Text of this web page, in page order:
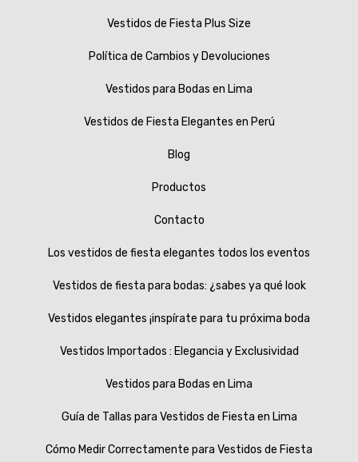
Vestidos de Fiesta Plus Size
Política de Cambios y Devoluciones
Vestidos para Bodas en Lima
Vestidos de Fiesta Elegantes en Perú
Blog
Productos
Contacto
Los vestidos de fiesta elegantes todos los eventos
Vestidos de fiesta para bodas: ¿sabes ya qué look
Vestidos elegantes ¡inspírate para tu próxima boda
Vestidos Importados : Elegancia y Exclusividad
Vestidos para Bodas en Lima
Guía de Tallas para Vestidos de Fiesta en Lima
Cómo Medir Correctamente para Vestidos de Fiesta